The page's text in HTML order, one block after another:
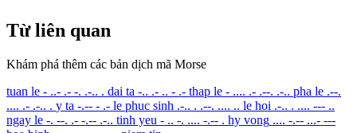
Từ liên quan
Khám phá thêm các bản dịch mã Morse
tuan le - ..- .- -. .-.. . dai ta -.. .- .. - .- thap le - .... .- .--. .-.. pha le .--.
.... .- .-.. . y ta -.-- - .- le phuc sinh .-.. . .--. .... .. le hoi .-.. . .... --- ..
ngay le -. --. .- -.-- .-.. tinh yeu - .. -. .... -.-- . hy vong .... -.-- ...- ---